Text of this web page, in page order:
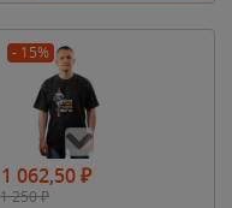
- 15%
1 062,50₽
1 250₽